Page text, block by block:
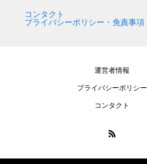
コンタクト
プライバシーポリシー・免責事項
運営者情報
プライバシーポリシー
コンタクト